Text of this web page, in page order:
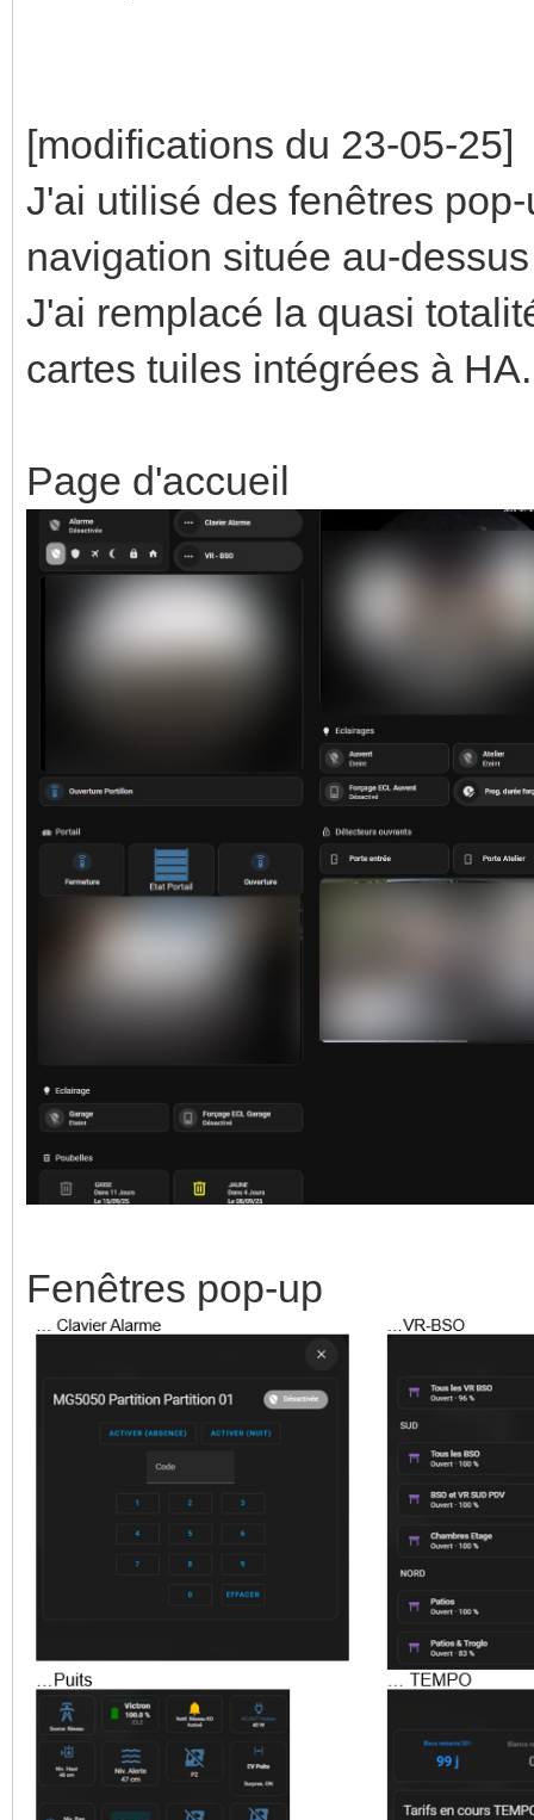
[modifications du 23-05-25]
J'ai utilisé des fenêtres
navigation située au-
J'ai remplacé la quasi
cartes tuiles intégrées à HA.
Page d'accueil
Fenêtres pop-up